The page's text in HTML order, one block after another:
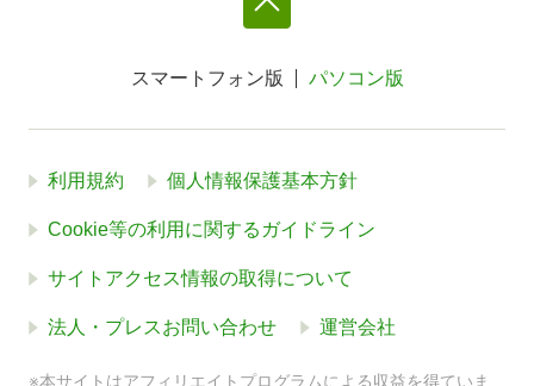
スマートフォン版 パソコン版
利用規約 個人情報保護基本方針
Cookie等の利用に関するガイドライン
サイトアクセス情報の取得について
法人・プレスお問い合わせ 運営会社
※本サイトはアフィリエイトプログラムによる収益を得ていま